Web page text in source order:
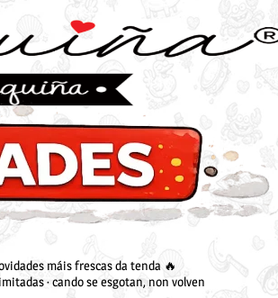
máis frescas da tenda 🔥
· cando se esgotan, non volven